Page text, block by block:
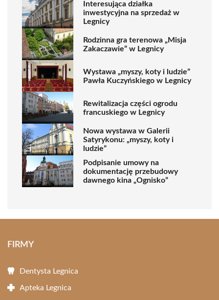
Interesująca działka
inwestycyjna na sprzedaż w
Legnicy
Rodzinna gra terenowa „Misja
Zakaczawie” w Legnicy
Wystawa „myszy, koty i ludzie”
Pawła Kuczyńskiego w Legnicy
Rewitalizacja części ogrodu
francuskiego w Legnicy
Nowa wystawa w Galerii
Satyrykonu: „myszy, koty i
ludzie”
Podpisanie umowy na
dokumentację przebudowy
dawnego kina „Ognisko”
FIRMY
Dentysta Legnica
Apteka Legnica